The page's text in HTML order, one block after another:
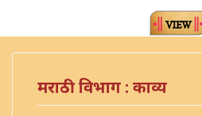
मराठी विभाग : काव्य